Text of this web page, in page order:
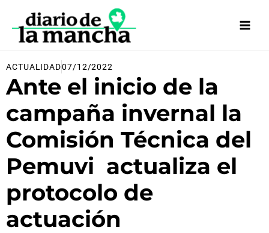
contenido
ACTUALIDAD07/12/2022
Ante el inicio de la
campaña invernal la
Comisión Técnica del
Pemuvi actualiza el
protocolo de
actuación